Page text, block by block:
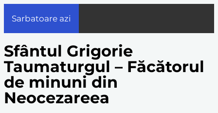
Sarbatoare azi
Sfântul Grigorie
Taumaturgul – Făcătorul
de minuni din
Neocezareea